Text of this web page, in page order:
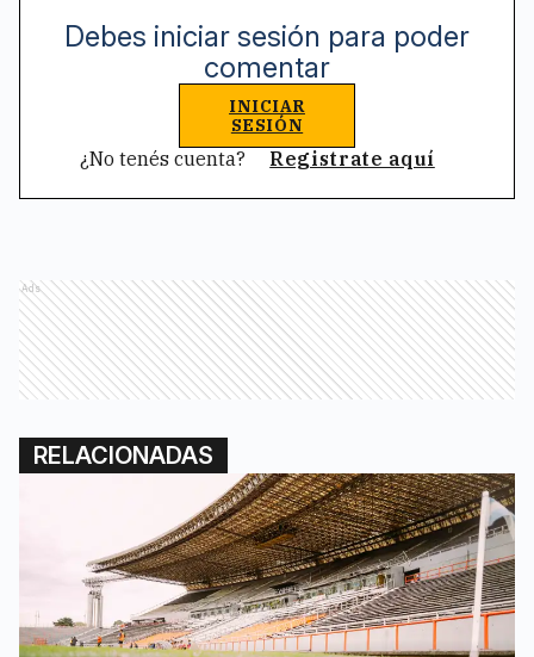
Debes iniciar sesión para poder
comentar
INICIAR
SESIÓN
¿No tenés cuenta? Registrate aquí
Ads
RELACIONADAS